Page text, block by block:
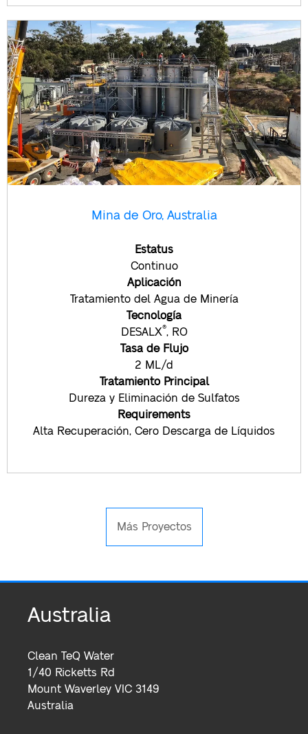
Mina de Oro, Australia
Estatus
Continuo
Aplicación
Tratamiento del Agua de Minería
Tecnología
DESALX®, RO
Tasa de Flujo
2 ML/d
Tratamiento Principal
Dureza y Eliminación de Sulfatos
Requirements
Alta Recuperación, Cero Descarga de Líquidos
Más Proyectos
Australia
Clean TeQ Water
1/40 Ricketts Rd
Mount Waverley VIC 3149
Australia